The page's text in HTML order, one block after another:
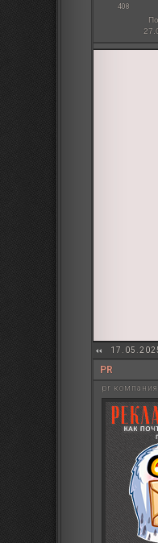
408
PR
pr компания